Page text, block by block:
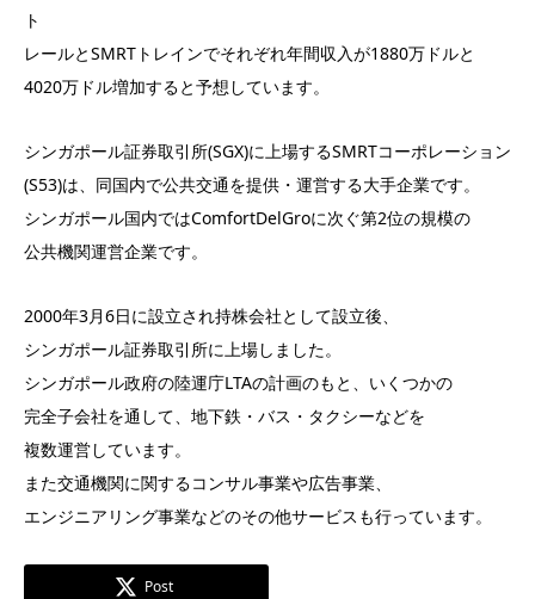
ト
レールとSMRTトレインでそれぞれ年間収入が1880万ドルと
4020万ドル増加すると予想しています。
シンガポール証券取引所(SGX)に上場するSMRTコーポレーション
(S53)は、同国内で公共交通を提供・運営する大手企業です。
シンガポール国内ではComfortDelGroに次ぐ第2位の規模の
公共機関運営企業です。
2000年3月6日に設立され持株会社として設立後、
シンガポール証券取引所に上場しました。
シンガポール政府の陸運庁LTAの計画のもと、いくつかの
完全子会社を通して、地下鉄・バス・タクシーなどを
複数運営しています。
また交通機関に関するコンサル事業や広告事業、
エンジニアリング事業などのその他サービスも行っています。
Post